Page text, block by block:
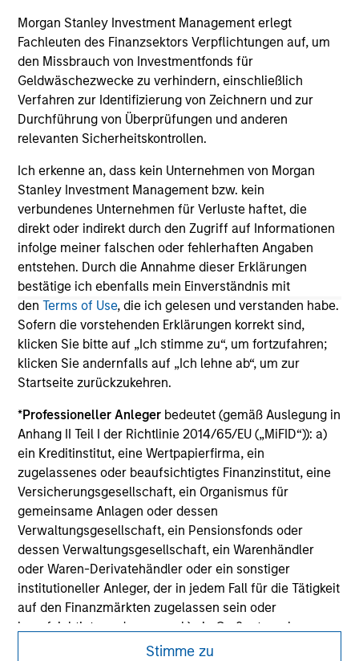
Morgan Stanley Investment Management erlegt
Fachleuten des Finanzsektors Verpflichtungen auf, um
den Missbrauch von Investmentfonds für
Geldwäschezwecke zu verhindern, einschließlich
Verfahren zur Identifizierung von Zeichnern und zur
Durchführung von Überprüfungen und anderen
relevanten Sicherheitskontrollen.
Ich erkenne an, dass kein Unternehmen von Morgan
Stanley Investment Management bzw. kein
verbundenes Unternehmen für Verluste haftet, die
direkt oder indirekt durch den Zugriff auf Informationen
infolge meiner falschen oder fehlerhaften Angaben
entstehen. Durch die Annahme dieser Erklärungen
bestätige ich ebenfalls mein Einverständnis mit
denTerms of Use, die ich gelesen und verstanden habe.
Sofern die vorstehenden Erklärungen korrekt sind,
klicken Sie bitte auf „Ich stimme zu“, um fortzufahren;
klicken Sie andernfalls auf „Ich lehne ab“, um zur
Startseite zurückzukehren.
*Professioneller Anleger bedeutet (gemäß Auslegung in
Anhang II Teil I der Richtlinie 2014/65/EU („MiFID“)): a)
ein Kreditinstitut, eine Wertpapierfirma, ein
zugelassenes oder beaufsichtigtes Finanzinstitut, eine
Versicherungsgesellschaft, ein Organismus für
gemeinsame Anlagen oder dessen
Verwaltungsgesellschaft, ein Pensionsfonds oder
dessen Verwaltungsgesellschaft, ein Warenhändler
oder Waren-Derivatehändler oder ein sonstiger
institutioneller Anleger, der in jedem Fall für die Tätigkeit
auf den Finanzmärkten zugelassen sein oder
beaufsichtigt werden muss; b) ein Großunternehmen,
das mindestens zwei der folgenden
Stimme zu
asset class.
04-AUG-2026
May not represent all Team Members.
The information on this page is for informational
purposes only. The information contained herein does
not constitute and should not be construed as an
offering of advisory services or an offer to sell or a
solicitation of an offer to buy any securities in any
jurisdiction in which such offer or solicitation,
purchase or sale would be unlawful under the
securities, insurance or other laws of such jurisdiction.
All investing involves risks, including a loss of principal.
Please refer to the strategy detail page for important
information on the strategy, including additional risk
considerations.